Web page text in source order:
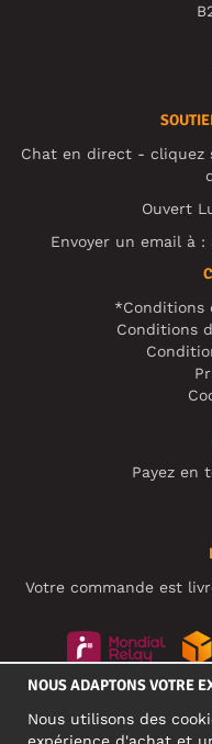
Chat en direct - cliquez
Ouvert
Envoyer un email à :
*Conditions
Conditions
Payez en
Votre commande est
NOUS ADAPTONS VOTRE
Nous utilisons des